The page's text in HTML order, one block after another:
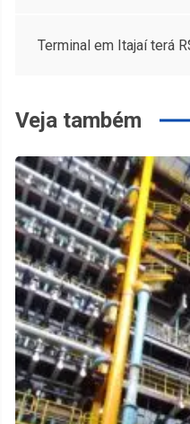
Post
Terminal em Itajaí terá
Veja também